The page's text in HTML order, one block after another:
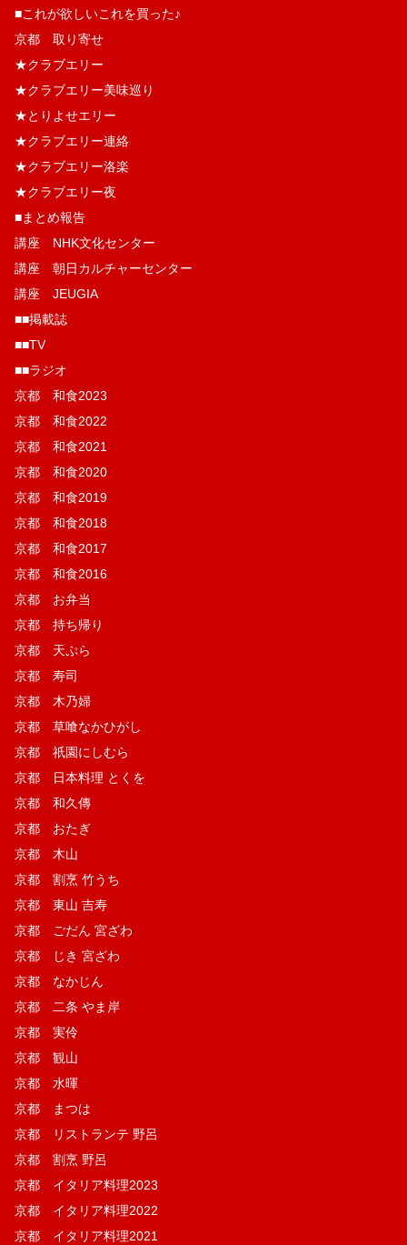
■これが欲しいこれを買った♪
京都 取り寄せ
★クラブエリー
★クラブエリー美味巡り
★とりよせエリー
★クラブエリー連絡
★クラブエリー洛楽
★クラブエリー夜
■まとめ報告
講座 NHK文化センター
講座 朝日カルチャーセンター
講座 JEUGIA
■■掲載誌
■■TV
■■ラジオ
京都 和食2023
京都 和食2022
京都 和食2021
京都 和食2020
京都 和食2019
京都 和食2018
京都 和食2017
京都 和食2016
京都 お弁当
京都 持ち帰り
京都 天ぷら
京都 寿司
京都 木乃婦
京都 草喰なかひがし
京都 祇園にしむら
京都 日本料理 とくを
京都 和久傳
京都 おたぎ
京都 木山
京都 割烹 竹うち
京都 東山 吉寿
京都 ごだん 宮ざわ
京都 じき 宮ざわ
京都 なかじん
京都 二条 やま岸
京都 実伶
京都 観山
京都 水暉
京都 まつは
京都 リストランテ 野呂
京都 割烹 野呂
京都 イタリア料理2023
京都 イタリア料理2022
京都 イタリア料理2021